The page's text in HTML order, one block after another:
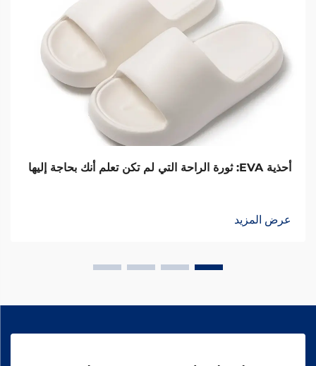
أحذية EVA: ثورة الراحة التي لم تكن تعلم أنك بحاجة إليها
عرض المزيد